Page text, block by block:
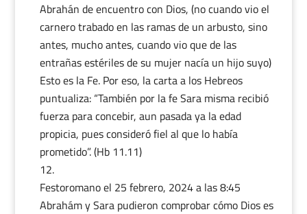
Abrahán de encuentro con Dios, (no cuando vio el
carnero trabado en las ramas de un arbusto, sino
antes, mucho antes, cuando vio que de las
entrañas estériles de su mujer nacía un hijo suyo)
Esto es la Fe. Por eso, la carta a los Hebreos
puntualiza: “También por la fe Sara misma recibió
fuerza para concebir, aun pasada ya la edad
propicia, pues consideró fiel al que lo había
prometido”. (Hb 11.11)
Festoromanoel 25 febrero, 2024 a las 8:45
Abrahám y Sara pudieron comprobar cómo Dios es